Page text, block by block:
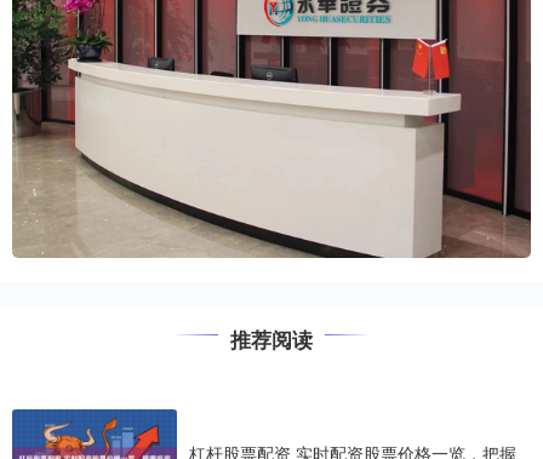
推荐阅读
杠杆股票配资 实时配资股票价格一览，把握